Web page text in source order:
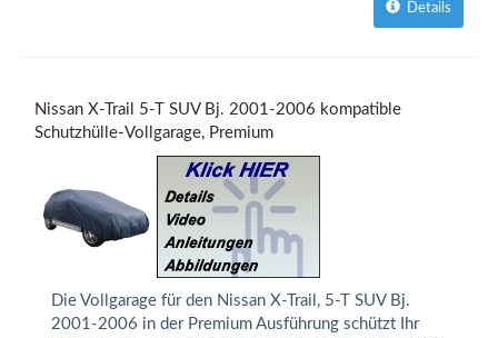
Details
Nissan X-Trail 5-T SUV Bj. 2001-2006 kompatible
Schutzhülle-Vollgarage, Premium
Die Vollgarage für den Nissan X-Trail, 5-T SUV Bj.
2001-2006 in der Premium Ausführung schützt Ihr